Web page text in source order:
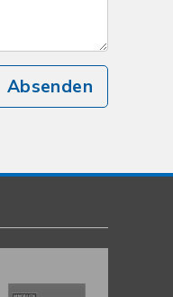
Absenden